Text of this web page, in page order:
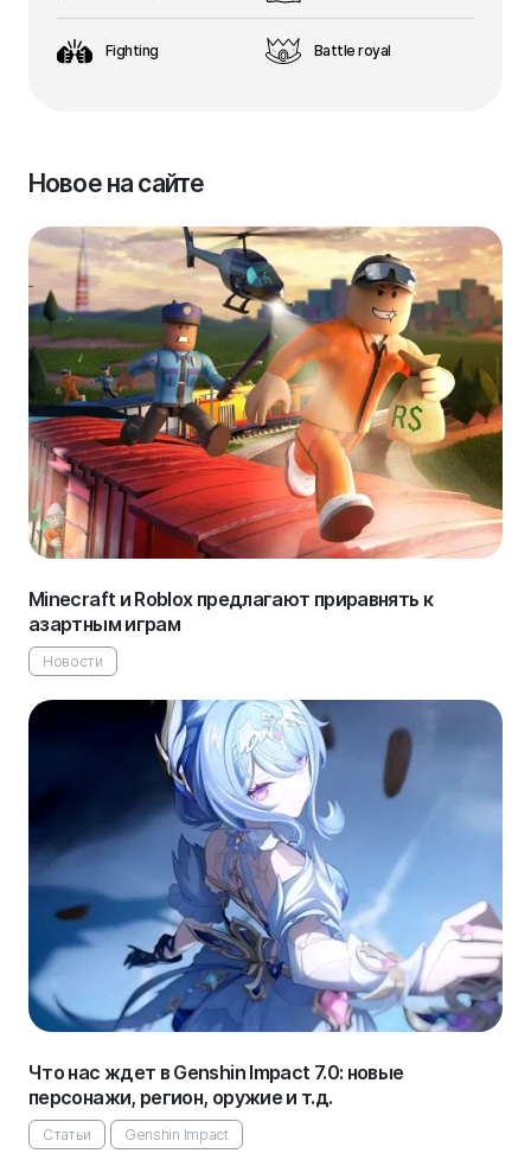
Fighting Battle royal
Новое на сайте
Minecraft и Roblox предлагают приравнять к
азартным играм
Новости
Что нас ждет в Genshin Impact 7.0: новые
персонажи, регион, оружие и т.д.
Статьи Genshin Impact